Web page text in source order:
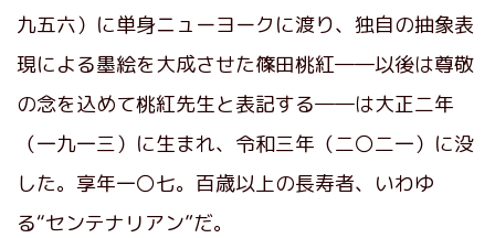
九五六）に単身ニューヨークに渡り、独自の抽象表
現による墨絵を大成させた篠田桃紅――以後は尊敬
の念を込めて桃紅先生と表記する――は大正二年
（一九一三）に生まれ、令和三年（二〇二一）に没
した。享年一〇七。百歳以上の長寿者、いわゆ
る“センテナリアン”だ。